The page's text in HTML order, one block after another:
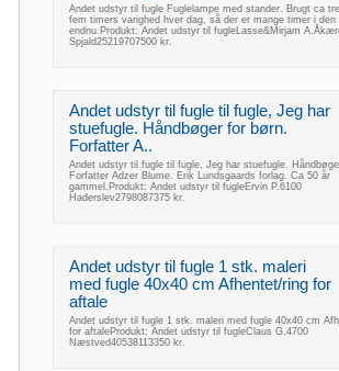
Andet udstyr til fugle Fuglelampe med stander. Brugt ca
fem timers varighed hver dag, så der er mange timer i den
endnu.Produkt: Andet udstyr til fugleLasse&Mirjam
Spjald25219707500 kr.
Andet udstyr til fugle til fugle, Jeg har
stuefugle. Håndbøger for børn.
Forfatter A..
Andet udstyr til fugle til fugle, Jeg har stuefugle.
Forfatter Adzer Blume. Erik Lundsgaards forlag. Ca 50 år
gammel.Produkt: Andet udstyr til fugleErvin P.6100
Haderslev2798087375 kr.
Andet udstyr til fugle 1 stk. maleri
med fugle 40x40 cm Afhentet/ring for
aftale
Andet udstyr til fugle 1 stk. maleri med fugle 40x40 cm
for aftaleProdukt: Andet udstyr til fugleClaus G.4700
Næstved40538113350 kr.